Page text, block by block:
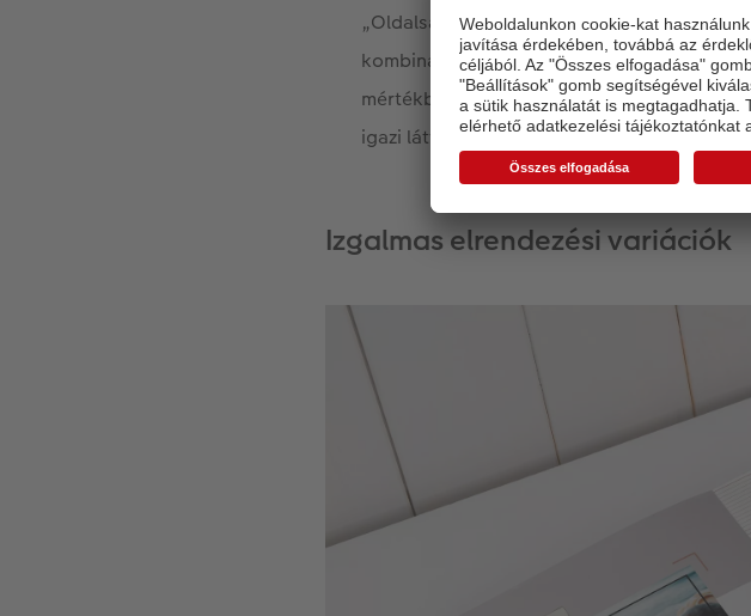
„Oldalsablonok megjelenítése” szöveg.
kombinálja a fotókat, a szöveget és a
mértékben. A különféle komponensekkel
igazi látványosság lesz az utazásáról
Izgalmas elrendezési variációk